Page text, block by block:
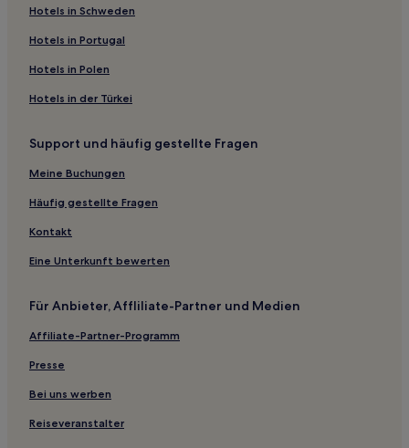
Cabarita Beach: Hotels
Murwillumbah Hotels
Cedar Creek Hotels
Hotels nahe Club Byron
Kingscliff: Hotels
Coorabell Hotels
Middle Pocket Hotels
Hotels nahe The Pass
Hotels nahe North Byron Parklands
Aparthotels in Byron Bay
Villen in Byron Bay
Ferienwohnungen in Byron Bay
Motels in Byron Bay
B&B in Byron Bay
Hotels in Schweden
Hotels in Portugal
Hotels in Polen
Hotels in der Türkei
Support und häufig gestellte Fragen
Meine Buchungen
Häufig gestellte Fragen
Kontakt
Eine Unterkunft bewerten
Für Anbieter, Affliliate-Partner und Medien
Affiliate-Partner-Programm
Presse
Bei uns werben
Reiseveranstalter